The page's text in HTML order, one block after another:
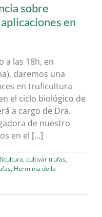
sobre
en
a las 18h, en
daremos una
en truficultura
el ciclo biológico de
a cargo de Dra.
de nuestro
en el [...]
, cultivar trufas,
, Herminia de la